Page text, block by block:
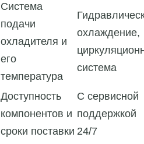
Система
подачи
охладителя и
его
температура
охлаждение,
система
Доступность
компонентов и
сроки поставки
С сервисной
поддержкой
24/7